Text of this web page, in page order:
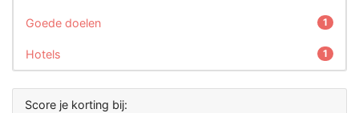
Goede doelen 1
Hotels 1
Score je korting bij: